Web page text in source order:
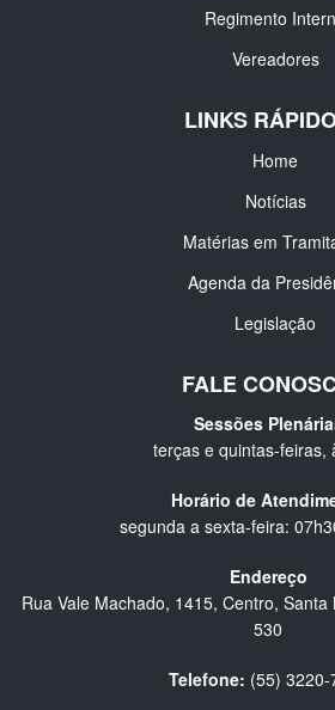
Regimento
Vereadores
LINKS
Home
Notícias
Matérias em
Agenda da
Legislação
FALE
Sessões
terças e quintas-feiras,
Horário de
segunda a sexta-feira:
Endereço
Rua Vale Machado, 1415, Centro,
530
Telefone: (55) 3220-